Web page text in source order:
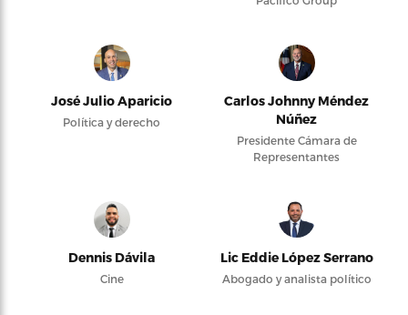
José Julio Aparicio
Política y derecho
Carlos Johnny Méndez
Núñez
Presidente Cámara de
Representantes
Dennis Dávila
Cine
Lic Eddie López Serrano
Abogado y analista político